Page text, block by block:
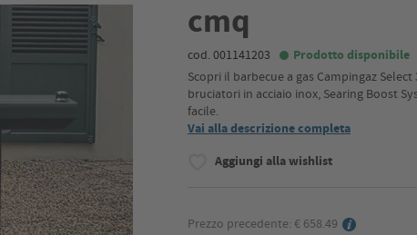
cmq
cod. 001141203 Prodotto disponibile
Scopri il barbecue a gas Campingaz
bruciatori in acciaio inox, Searing Boost
facile.
Vai alla descrizione completa
Aggiungi alla wishlist
Prezzo precedente: € 658.49